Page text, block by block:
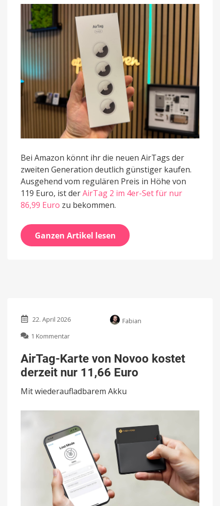
nur
Euro
Bei Amazon könnt ihr die neuen AirTags der
zweiten Generation deutlich günstiger kaufen.
Ausgehend vom regulären Preis in Höhe von
119 Euro, ist derAirTag 2 im 4er-Set für nur
86,99 Euro zu bekommen.
Ganzen Artikel lesen
22. April 2026
Fabian
1 Kommentar
Karte
von
Novoo
derzeit
11,66
AirTag-Karte von Novoo kostet
derzeit nur 11,66 Euro
Mit wiederaufladbarem Akku